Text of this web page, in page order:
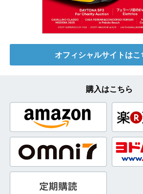
オフィシャルサイトはこ
購入はこちら